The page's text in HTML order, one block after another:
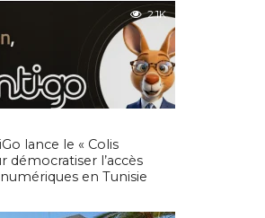
2.1K
lance le « Colis
démocratiser l’accès
en Tunisie